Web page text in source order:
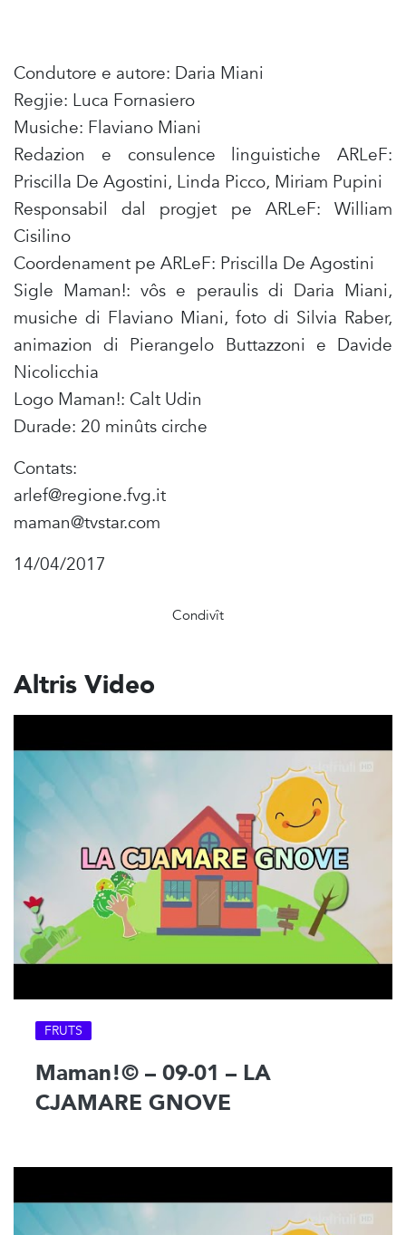
Condutore e autore: Daria Miani
Regjie: Luca Fornasiero
Musiche: Flaviano Miani
Redazion e consulence linguistiche ARLeF:
Priscilla De Agostini, Linda Picco, Miriam Pupini
Responsabil dal progjet pe ARLeF: William
Cisilino
Coordenament pe ARLeF: Priscilla De Agostini
Sigle Maman!: vôs e peraulis di Daria Miani,
musiche di Flaviano Miani, foto di Silvia Raber,
animazion di Pierangelo Buttazzoni e Davide
Nicolicchia
Logo Maman!: Calt Udin
Durade: 20 minûts cirche
Contats:
arlef@regione.fvg.it
maman@tvstar.com
14/04/2017
Condivît
Altris Video
FRUTS
Maman!© – 09-01 – LA
CJAMARE GNOVE